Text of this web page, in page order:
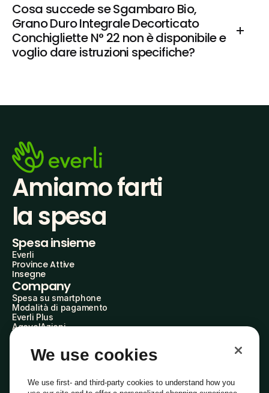
Cosa succede se Sgambaro Bio,
Grano Duro Integrale Decorticato
Conchigliette N° 22 non è disponibile e
voglio dare istruzioni specifiche?
Amiamo farti
la spesa
Spesa insieme
Everli
Province Attive
Insegne
Company
Spesa su smartphone
Modalità di pagamento
Everli Plus
AgevolAzioni
Everli Shoppers
Scopri chi siamo
We use cookies
We use first- and third-party cookies to understand how you